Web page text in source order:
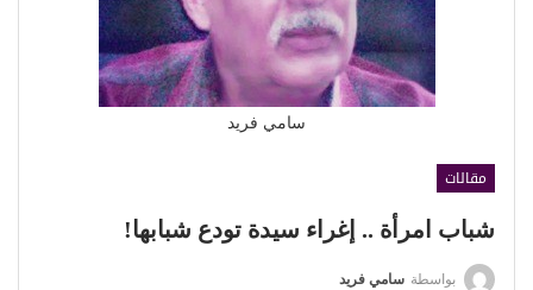
سامي فريد
مقالات
شباب امرأة .. إغراء سيدة تودع شبابها!
بواسطة سامي فريد